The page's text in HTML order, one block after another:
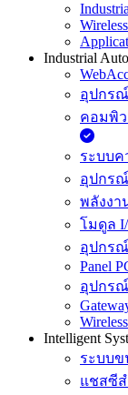
Industrial
อุปกร
คอมพิว
ระบบ
อุปกร
พลังงา
โมดูล
อุปกร
Panel
อุปกรณ์
Intelligent
ระบบข
แชสซี